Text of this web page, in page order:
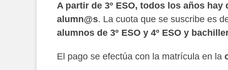
A partir de 3º ESO, todos los años hay
alumn@s. La cuota que se suscribe es
alumnos de 3º ESO y 4º ESO y
El pago se efectúa con la matrícula en la